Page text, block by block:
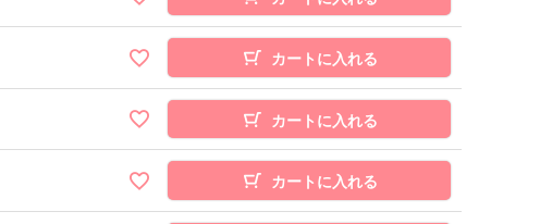
カートに入れる
カートに入れる
カートに入れる